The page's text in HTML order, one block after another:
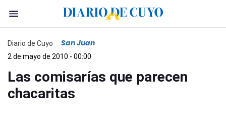
Diario de Cuyo San Juan
2 de mayo de 2010 - 00:00
Las comisarías que parecen
chacaritas